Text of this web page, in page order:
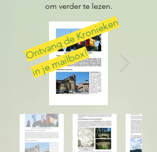
om verder te lezen.
O
n
t
v
a
n
g
d
e
K
r
o
ni
e
k
e
n
i
n j
e
m
ail
b
o
x
!